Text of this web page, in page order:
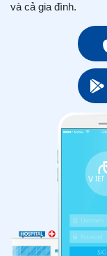
và cả gia đình.